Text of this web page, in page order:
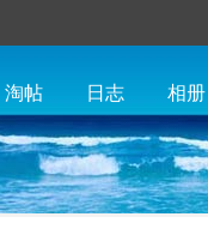
淘帖 日志 相册